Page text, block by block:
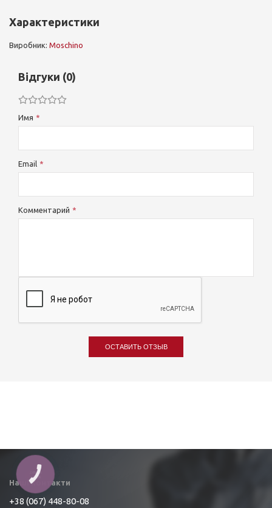
Характеристики
Виробник: Moschino
Відгуки (0)
Имя
Email
Комментарий
ОСТАВИТЬ ОТЗЫВ
Наші контакти
+38 (067) 448-80-08
КНОПКА
ЗВ'ЯЗКУ